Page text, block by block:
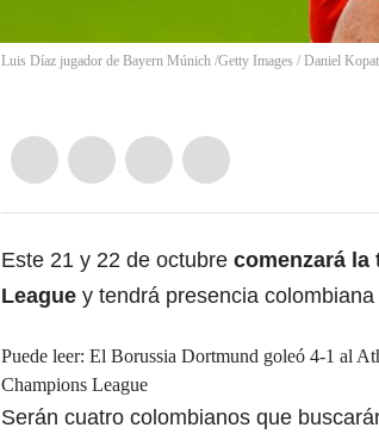
Luis Díaz jugador de Bayern Múnich /Getty Images / Daniel
Este 21 y 22 de octubre comenzará la
League y tendrá presencia
Puede leer: El Borussia Dortmund goleó 4-1 al
Champions League
Serán cuatro colombianos que